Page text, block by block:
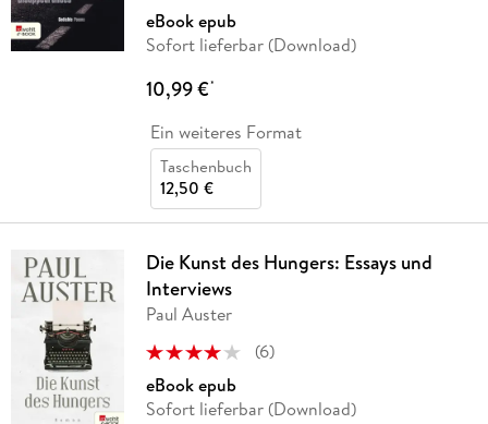
eBook epub
Sofort lieferbar (Download)
10,99 €*
Ein weiteres Format
Taschenbuch
12,50 €
Die Kunst des Hungers: Essays und
Interviews
Paul Auster
(6)
eBook epub
Sofort lieferbar (Download)